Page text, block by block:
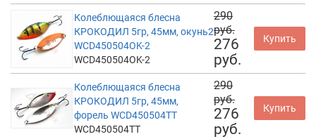
Колеблющаяся блесна
КРОКОДИЛ 5гр, 45мм, окунь2
WCD450504OK-2
WCD450504OK-2
290
руб.
276
руб.
Купить
Колеблющаяся блесна
КРОКОДИЛ 5гр, 45мм,
форель WCD450504TT
WCD450504TT
290
руб.
276
руб.
Купить